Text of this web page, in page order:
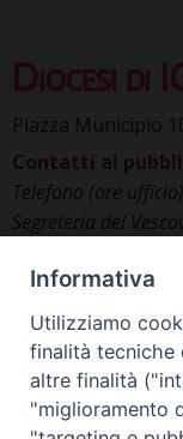
Diocesi di
Piazza Municipio
Contatti al
Telefono (ore
Segreteria del
Uffici di Curia:
Cancelleria
Comunicazione &
Informativa
Utilizziamo
finalità tecniche
altre finalità
"miglioramento